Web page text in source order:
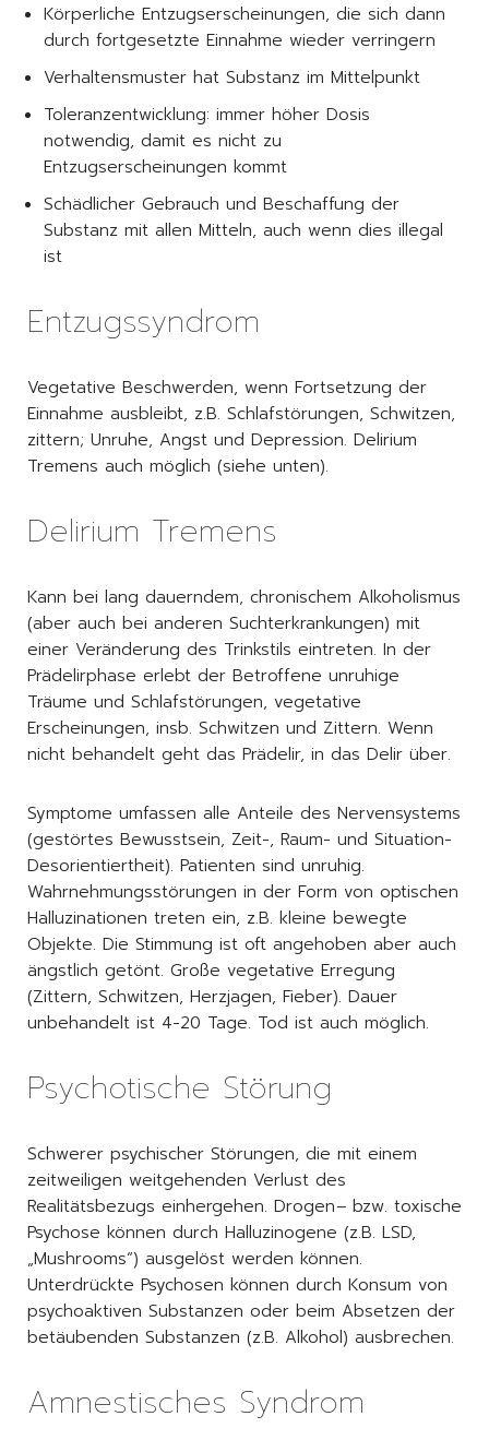
Körperliche Entzugserscheinungen, die sich dann
durch fortgesetzte Einnahme wieder verringern
Verhaltensmuster hat Substanz im Mittelpunkt
Toleranzentwicklung: immer höher Dosis
notwendig, damit es nicht zu
Entzugserscheinungen kommt
Schädlicher Gebrauch und Beschaffung der
Substanz mit allen Mitteln, auch wenn dies illegal
ist
Entzugssyndrom
Vegetative Beschwerden, wenn Fortsetzung der
Einnahme ausbleibt, z.B. Schlafstörungen, Schwitzen,
zittern; Unruhe, Angst und Depression. Delirium
Tremens auch möglich (siehe unten).
Delirium Tremens
Kann bei lang dauerndem, chronischem Alkoholismus
(aber auch bei anderen Suchterkrankungen) mit
einer Veränderung des Trinkstils eintreten. In der
Prädelirphase erlebt der Betroffene unruhige
Träume und Schlafstörungen, vegetative
Erscheinungen, insb. Schwitzen und Zittern. Wenn
nicht behandelt geht das Prädelir, in das Delir über.
Symptome umfassen alle Anteile des Nervensystems
(gestörtes Bewusstsein, Zeit-, Raum- und Situation-
Desorientiertheit). Patienten sind unruhig.
Wahrnehmungsstörungen in der Form von optischen
Halluzinationen treten ein, z.B. kleine bewegte
Objekte. Die Stimmung ist oft angehoben aber auch
ängstlich getönt. Große vegetative Erregung
(Zittern, Schwitzen, Herzjagen, Fieber). Dauer
unbehandelt ist 4-20 Tage. Tod ist auch möglich.
Psychotische Störung
Schwerer psychischer Störungen, die mit einem
zeitweiligen weitgehenden Verlust des
Realitätsbezugs einhergehen. Drogen– bzw. toxische
Psychose können durch Halluzinogene (z.B. LSD,
„Mushrooms“) ausgelöst werden können.
Unterdrückte Psychosen können durch Konsum von
psychoaktiven Substanzen oder beim Absetzen der
betäubenden Substanzen (z.B. Alkohol) ausbrechen.
Amnestisches Syndrom